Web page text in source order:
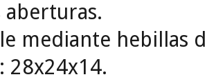
aberturas.
mediante hebillas
28x24x14.